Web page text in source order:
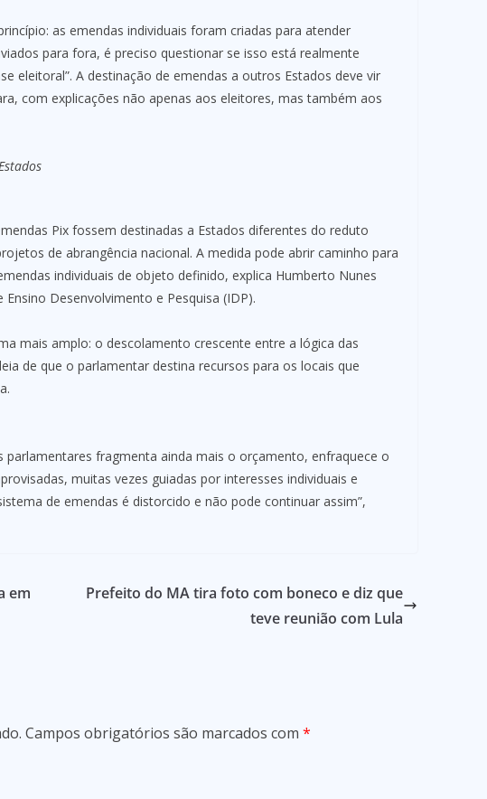
as emendas individuais foram criadas para atender
para fora, é preciso questionar se isso está realmente
eleitoral”. A destinação de emendas a outros Estados deve vir
com explicações não apenas aos eleitores, mas também aos
Pix fossem destinadas a Estados diferentes do reduto
de abrangência nacional. A medida pode abrir caminho para
individuais de objeto definido, explica Humberto Nunes
Desenvolvimento e Pesquisa (IDP).
mais amplo: o descolamento crescente entre a lógica das
de que o parlamentar destina recursos para os locais que
parlamentares fragmenta ainda mais o orçamento, enfraquece o
muitas vezes guiadas por interesses individuais e
de emendas é distorcido e não pode continuar assim”,
em
Prefeito do MA tira foto com boneco e diz que
teve reunião com Lula
Campos obrigatórios são marcados com *